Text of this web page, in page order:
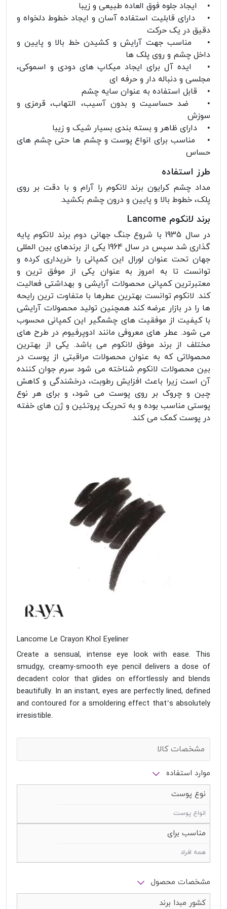
• ایجاد جلوه فوق العاده طبیعی و زیبا
• دارای قابلیت استفاده آسان و ایجاد خطوط دلخواه و
دقیق در یک حرکت
• مناسب جهت آرایش و کشیدن خط بالا و پایین و
داخل چشم و روی پلک ها
• ایده آل برای ایجاد میکاپ های دودی و اسموکی،
مجلسی و دنباله دار و حرفه ای
• قابل استفاده به عنوان سایه چشم
• ضد حساسیت و بدون آسیب، التهاب، قرمزی و
سوزش
• دارای ظاهر و بسته بندی بسیار شیک و زیبا
• مناسب برای انواع پوست و چشم ها حتی چشم های
حساس
طرز استفاده
مداد چشم کرایون برند لانکوم را آرام و با دقت بر روی
پلک، خطوط بالا و پایین و درون چشم بکشید.
برند لانکوم Lancome
در سال 1935 با شروع جنگ جهانی دوم برند لانکوم پایه
گذاری شد سپس در سال 1964 یکی از برندهای بین المللی
جهان تحت عنوان لورال این کمپانی را خریداری کرده و
توانست تا به امروز به عنوان یکی از موفق ترین و
معتبرترین کمپانی محصولات آرایشی و بهداشتی فعالیت
کند. لانکوم توانست بهترین عطرها با متفاوت ترین رایحه
ها را در بازار عرضه کند همچنین تولید محصولات آرایشی
با کیفیت از موفقیت های چشمگیر این کمپانی محسوب
می شود. عطر های معروفی مانند ادوپرفیوم در طرح های
مختلف از برند موفق لانکوم می باشد. یکی از بهترین
محصولاتی که به عنوان محصولات مراقبتی از پوست در
بین محصولات لانکوم شناخته می شود سرم جوان کننده
آن است زیرا باعث افزایش رطوبت، درخشندگی و کاهش
چین و چروک بر روی پوست می شود، و برای هر نوع
پوستی مناسب بوده و به تحریک پروتئین و ژن های خفته
در پوست کمک می کند.
Lancome Le Crayon Khol Eyeliner
Create a sensual, intense eye look with ease. This
smudgy, creamy-smooth eye pencil delivers a dose of
decadent color that glides on effortlessly and blends
beautifully. In an instant, eyes are perfectly lined, defined
and contoured for a smoldering effect that’s absolutely
irresistible.
مشخصات کالا
موارد استفاده
نوع پوست
انواع پوست
مناسب برای
همه افراد
مشخصات محصول
کشور مبدا برند